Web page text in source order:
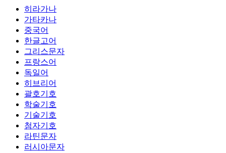
히라가나
가타카나
중국어
한글고어
그리스문자
프랑스어
독일어
히브리어
괄호기호
학술기호
기술기호
첨자기호
라틴문자
러시아문자